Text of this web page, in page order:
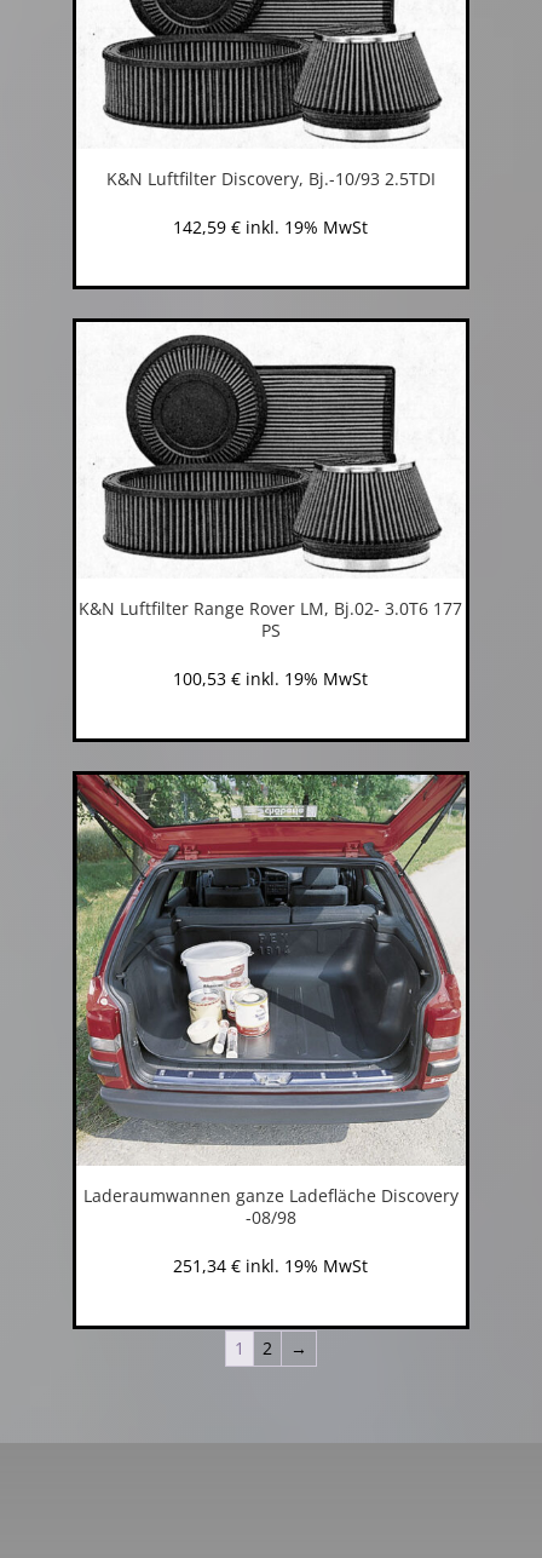
K&N Luftfilter Discovery, Bj.-10/93 2.5TDI
142,59€ inkl. 19% MwSt
K&N Luftfilter Range Rover LM, Bj.02- 3.0T6 177
PS
100,53€ inkl. 19% MwSt
Laderaumwannen ganze Ladefläche Discovery
-08/98
251,34€ inkl. 19% MwSt
1 2 →